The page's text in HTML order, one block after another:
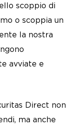
scoppio di
o scoppia un
la nostra
avviate e
Direct non
ma anche